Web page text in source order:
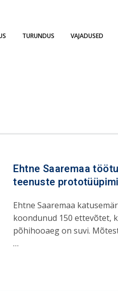
TURUNDUS VAJADUSED
Ehtne Saaremaa
teenuste
Ehtne Saaremaa
koondunud 150 ettevõtet,
põhihooaeg on suvi.
…